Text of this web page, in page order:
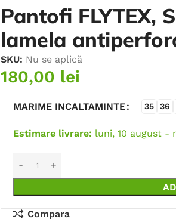
Pantofi FLYTEX,
lamela
SKU: Nu se aplică
180,00 lei
MARIME INCALTAMINTE 35 36
Estimare livrare: luni, 10 august -
Compara